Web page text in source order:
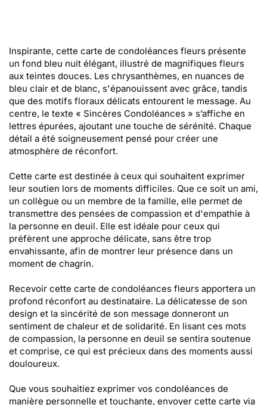
Inspirante, cette carte de condoléances fleurs présente
un fond bleu nuit élégant, illustré de magnifiques fleurs
aux teintes douces. Les chrysanthèmes, en nuances de
bleu clair et de blanc, s'épanouissent avec grâce, tandis
que des motifs floraux délicats entourent le message. Au
centre, le texte « Sincères Condoléances » s’affiche en
lettres épurées, ajoutant une touche de sérénité. Chaque
détail a été soigneusement pensé pour créer une
atmosphère de réconfort.
Cette carte est destinée à ceux qui souhaitent exprimer
leur soutien lors de moments difficiles. Que ce soit un ami,
un collègue ou un membre de la famille, elle permet de
transmettre des pensées de compassion et d'empathie à
la personne en deuil. Elle est idéale pour ceux qui
préfèrent une approche délicate, sans être trop
envahissante, afin de montrer leur présence dans un
moment de chagrin.
Recevoir cette carte de condoléances fleurs apportera un
profond réconfort au destinataire. La délicatesse de son
design et la sincérité de son message donneront un
sentiment de chaleur et de solidarité. En lisant ces mots
de compassion, la personne en deuil se sentira soutenue
et comprise, ce qui est précieux dans des moments aussi
douloureux.
Que vous souhaitiez exprimer vos condoléances de
manière personnelle et touchante, envoyer cette carte via